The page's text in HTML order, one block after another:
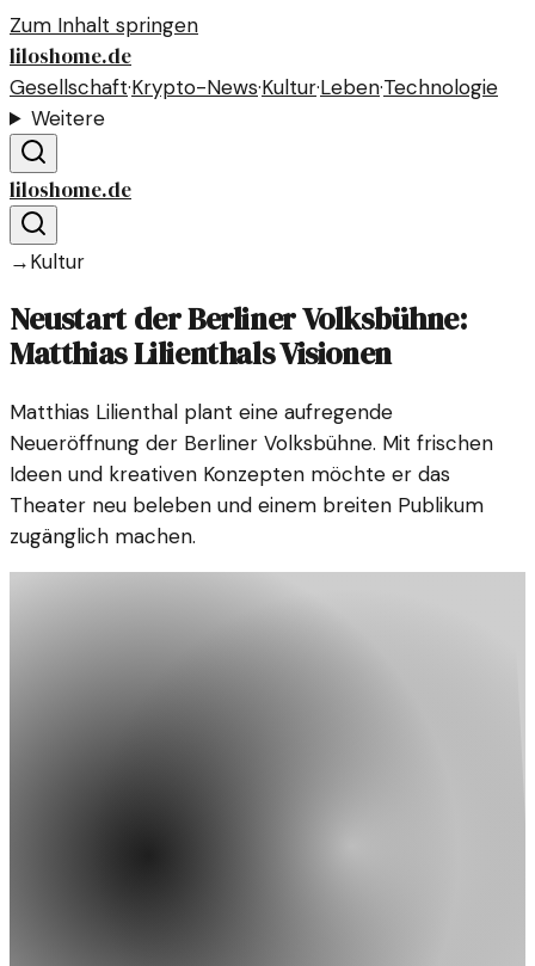
Zum Inhalt springen
liloshome.de
Gesellschaft·Krypto-News·Kultur·Leben·Technologie
Weitere
liloshome.de
→Kultur
Neustart der Berliner Volksbühne:
Matthias Lilienthals Visionen
Matthias Lilienthal plant eine aufregende
Neueröffnung der Berliner Volksbühne. Mit frischen
Ideen und kreativen Konzepten möchte er das
Theater neu beleben und einem breiten Publikum
zugänglich machen.